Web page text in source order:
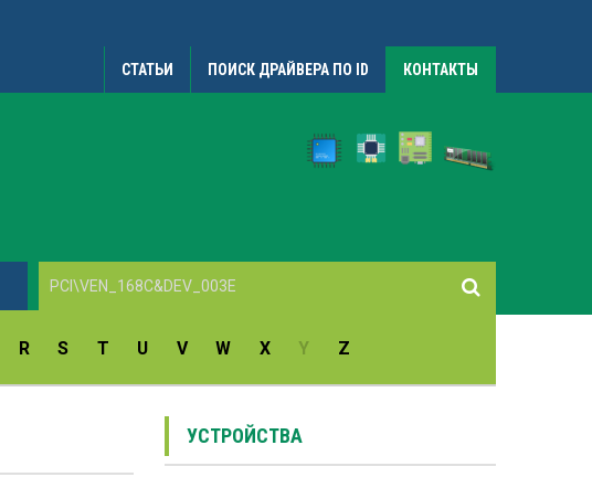
СТАТЬИ ПОИСК ДРАЙВЕРА ПО ID КОНТАКТЫ
R S T U V W X Y Z
УСТРОЙСТВА